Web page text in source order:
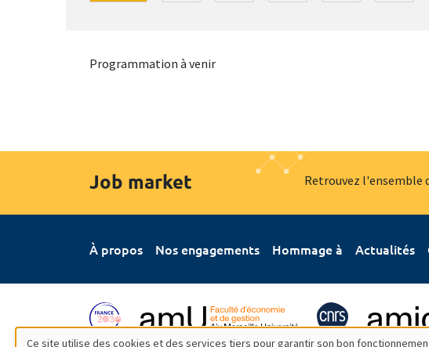
Programmation à venir
Job market Retrouvez l'ensemble
À propos Nos engagements Hommage à Actualités
Ce site utilise des cookies et des services tiers pour garantir son bon